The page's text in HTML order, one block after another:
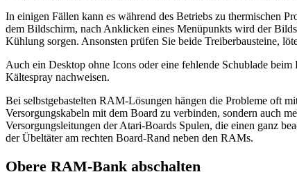
In einigen Fällen kann es während des Betriebs zu thermischen
dem Bildschirm, nach Anklicken eines Menüpunkts wird der
Kühlung sorgen. Ansonsten prüfen Sie beide Treiberbausteine,
Auch ein Desktop ohne Icons oder eine fehlende Schublade
Kältespray nachweisen.
Bei selbstgebastelten RAM-Lösungen hängen die Probleme oft
Versorgungskabeln mit dem Board zu verbinden, sondern auch
Versorgungsleitungen der Atari-Boards Spulen, die einen ganz
der Übeltäter am rechten Board-Rand neben den RAMs.
Obere RAM-Bank abschalten